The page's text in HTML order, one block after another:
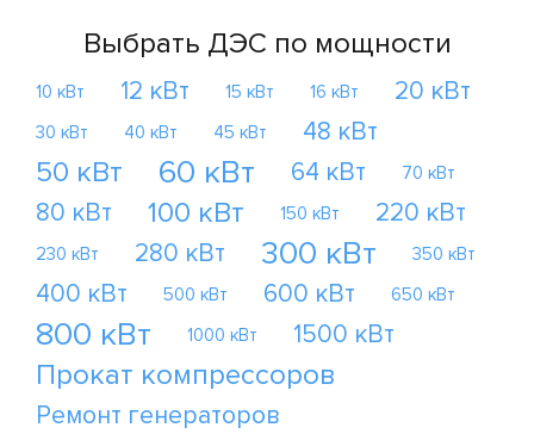
Выбрать ДЭС по мощности
10 кВт 12 кВт 15 кВт 16 кВт 20 кВт
30 кВт 40 кВт 45 кВт 48 кВт
50 кВт 60 кВт 64 кВт 70 кВт
80 кВт 100 кВт 150 кВт 220 кВт
230 кВт 280 кВт 300 кВт 350 кВт
400 кВт 500 кВт 600 кВт 650 кВт
800 кВт 1000 кВт 1500 кВт
Прокат компрессоров
Ремонт генераторов